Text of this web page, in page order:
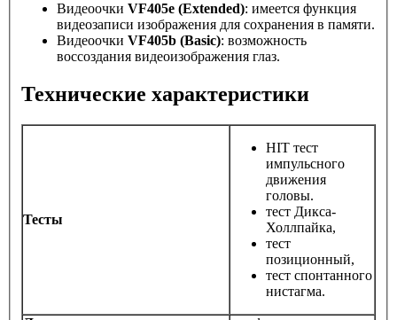
Видеоочки VF405e (Extended): имеется функция
видеозаписи изображения для сохранения в памяти.
Видеоочки VF405b (Basic): возможность
воссоздания видеоизображения глаз.
Технические характеристики
Тесты
HIT тест
импульсного
движения
головы.
тест Дикса-
Холлпайка,
тест
позиционный,
тест спонтанного
нистагма.